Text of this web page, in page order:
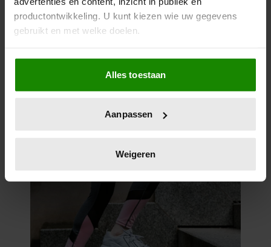
productontwikkeling. U kunt kiezen wie uw gegevens
gebruikt en met welke doelen.
Als u het toestaat, willen we ook graag:
Informatie verzamelen over uw geografische
locatie, die tot een paar meter nauwkeurig kan zijn
scannen op specifieke eigenschappen (fingerprinting)
verwerkt en stel uw voorkeuren in het
intrekken in de Cookieverklaring.
We gebruiken cookies om content en advertenties te
personaliseren, om functies voor social media te bieden
en om ons websiteverkeer te analyseren. Ook delen we
Alles toestaan
Aanpassen
Weigeren